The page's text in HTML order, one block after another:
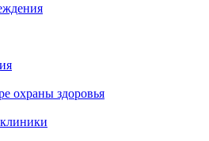
охраны здоровья